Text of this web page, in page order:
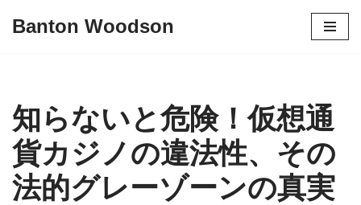
Banton Woodson
知らないと危険！仮想通
貨カジノの違法性、その
法的グレーゾーンの真実